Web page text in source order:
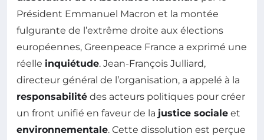
Président Emmanuel Macron et la montée
fulgurante de l’extrême droite aux élections
européennes, Greenpeace France a exprimé une
réelle inquiétude. Jean-François Julliard,
directeur général de l’organisation, a appelé à la
responsabilité des acteurs politiques pour créer
un front unifié en faveur de la justice sociale et
environnementale. Cette dissolution est perçue